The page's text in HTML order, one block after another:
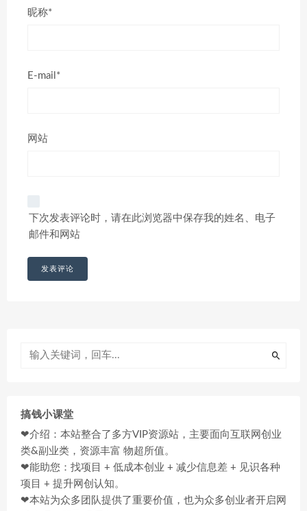
昵称*
E-mail*
网站
下次发表评论时，请在此浏览器中保存我的姓名、电子
邮件和网站
搞钱小课堂
❤介绍：本站整合了多方VIP资源站，主要面向互联网创业
类&副业类，资源丰富 物超所值。
❤能助您：找项目 + 低成本创业 + 减少信息差 + 见识各种
项目 + 提升网创认知。
❤本站为众多团队提供了重要价值，也为众多创业者开启网